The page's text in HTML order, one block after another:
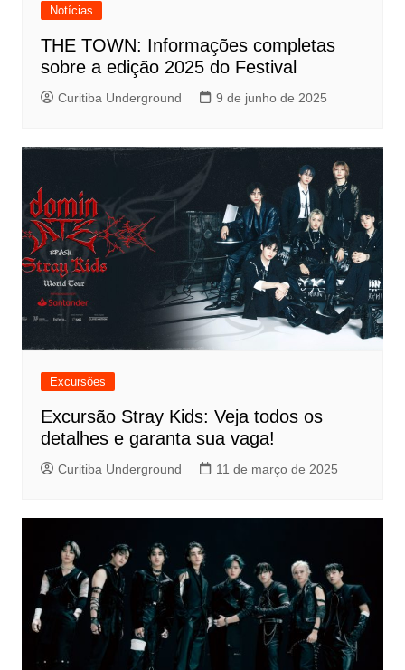
Notícias
THE TOWN: Informações completas
sobre a edição 2025 do Festival
Curitiba Underground 9 de junho de 2025
Excursões
Excursão Stray Kids: Veja todos os
detalhes e garanta sua vaga!
Curitiba Underground 11 de março de 2025